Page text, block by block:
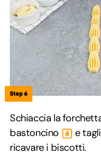
Step 6
Schiaccia la
bastoncino
6
e
ricavare i biscotti.